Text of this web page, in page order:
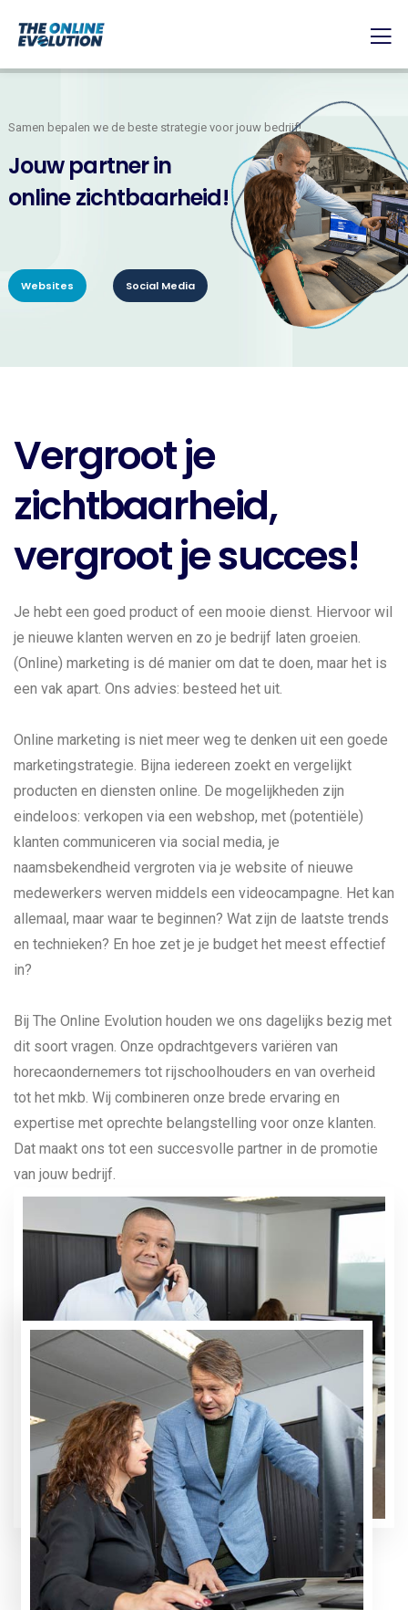
Websites
Samen bepalen we de beste strategie voor jouw bedrijf!
Social Media
Jouw partnerin
onlinezichtbaarheid!
Vergroot je
zichtbaarheid,
vergroot je succes!
Je hebt een goed product of een mooie dienst. Hiervoor wil
je nieuwe klanten werven en zo je bedrijf laten groeien.
(Online) marketing is dé manier om dat te doen, maar het is
een vak apart. Ons advies: besteed het uit.
Online marketing is niet meer weg te denken uit een goede
marketingstrategie. Bijna iedereen zoekt en vergelijkt
producten en diensten online. De mogelijkheden zijn
eindeloos: verkopen via een webshop, met (potentiële)
klanten communiceren via social media, je
naamsbekendheid vergroten via je website of nieuwe
medewerkers werven middels een videocampagne. Het kan
allemaal, maar waar te beginnen? Wat zijn de laatste trends
en technieken? En hoe zet je je budget het meest effectief
in?
Bij The Online Evolution houden we ons dagelijks bezig met
dit soort vragen. Onze opdrachtgevers variëren van
horecaondernemers tot rijschoolhouders en van overheid
tot het mkb. Wij combineren onze brede ervaring en
expertise met oprechte belangstelling voor onze klanten.
Dat maakt ons tot een succesvolle partner in de promotie
van jouw bedrijf.